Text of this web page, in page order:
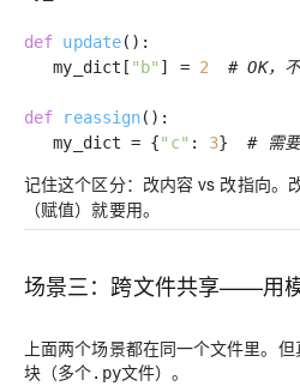
def update() :
my_dict[ "b" ] = 2 # OK，
def reassign() :
my_dict = {"c" : 3}# 需
记住这个区分： 改内容 vs 改指向。
（赋值）就要用。
场景三：跨文件共享——用
上面两个场景都在同一个文件里。
块（多个.py文件）。